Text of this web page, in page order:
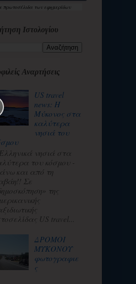
πρωτοσέλιδατων εφημερίδων
Ιστολογίου
Αναρτήσεις
US travel
news: Η
Μύκονος στα
καλύτερα
νησιά του
νησιά στα
του κόσμου -
και από τη
Σε
της
US travel...
ΔΡΟΜΟΙ
ΜΥΚΟΝΟΥ
φωτογραφιε
ς